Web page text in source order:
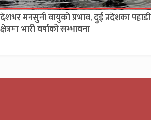
देशभर मनसुनी वायुको प्रभाव, दुई प्रदेशका पहाडी
क्षेत्रमा भारी वर्षाको सम्भावना